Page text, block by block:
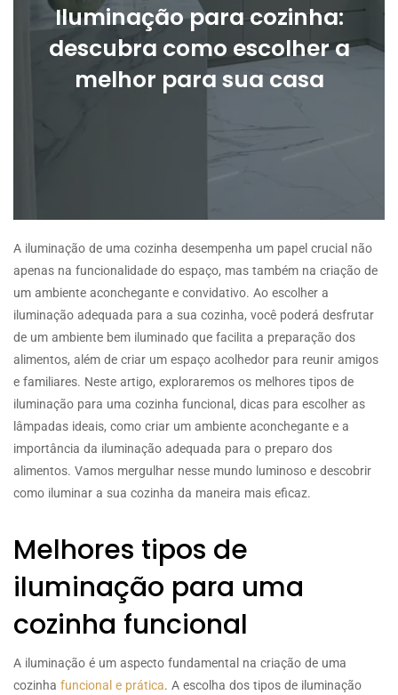
Iluminação para cozinha:
descubra como escolher a
melhor para sua casa
A iluminação de uma cozinha desempenha um papel crucial não
apenas na funcionalidade do espaço, mas também na criação de
um ambiente aconchegante e convidativo. Ao escolher a
iluminação adequada para a sua cozinha, você poderá desfrutar
de um ambiente bem iluminado que facilita a preparação dos
alimentos, além de criar um espaço acolhedor para reunir amigos
e familiares. Neste artigo, exploraremos os melhores tipos de
iluminação para uma cozinha funcional, dicas para escolher as
lâmpadas ideais, como criar um ambiente aconchegante e a
importância da iluminação adequada para o preparo dos
alimentos. Vamos mergulhar nesse mundo luminoso e descobrir
como iluminar a sua cozinha da maneira mais eficaz.
Melhores tipos de
iluminação para uma
cozinha funcional
A iluminação é um aspecto fundamental na criação de uma
cozinha funcional e prática. A escolha dos tipos de iluminação